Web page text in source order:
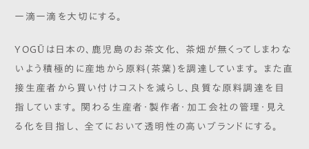
一滴一滴を大切にする。
YOGŪは日本の、鹿児島のお茶文化、 茶畑が無くってしまわな
いよう積極的に産地から原料(茶葉)を調達しています。 また直
接生産者から買い付けコストを減らし、良質な原料調達を目
指しています。 関わる生産者・製作者・加工会社の管理・見え
る化を目指し、 全てにおいて透明性の高いブランドにする。